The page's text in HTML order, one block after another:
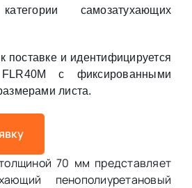
самозатухающих
поставке и идентифицируется
с фиксированными
листа.
70 мм представляет
пенополиуретановый